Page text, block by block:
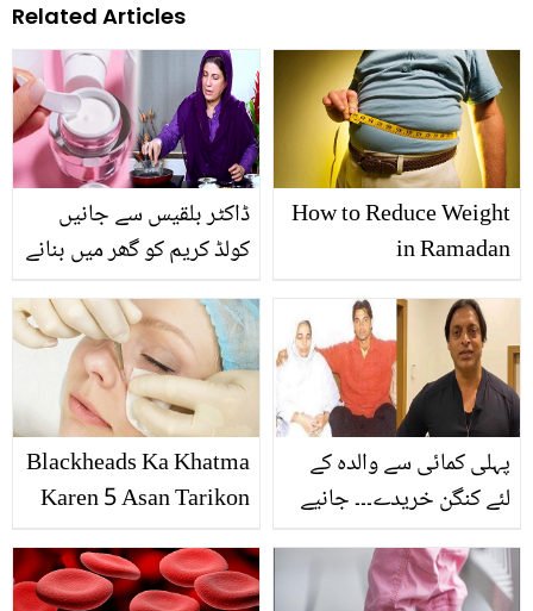
Related Articles
ڈاکٹر بلقیس سے جانیں
کولڈ کریم کو گھر میں بنانے
جلدی اور کرے آپ کی جلد
کو موائسچرائز
How to Reduce Weight
in Ramadan
Blackheads Ka Khatma
Karen 5 Asan Tarikon
پہلی کمائی سے والدہ کے
لئے کنگن خریدے۔۔۔ جانیے
پہلی کمائی کتنی تھی اور